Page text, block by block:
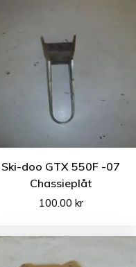
Ski-doo GTX 550F -07
Chassieplåt
100.00 kr